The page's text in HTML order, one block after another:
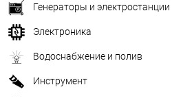
Генераторы и электростанции
Электроника
Водоснабжение и полив
Инструмент